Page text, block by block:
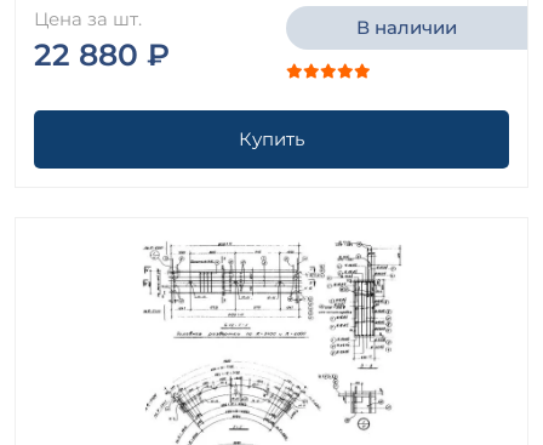
Цена за шт.
22 880 ₽
В наличии
Купить